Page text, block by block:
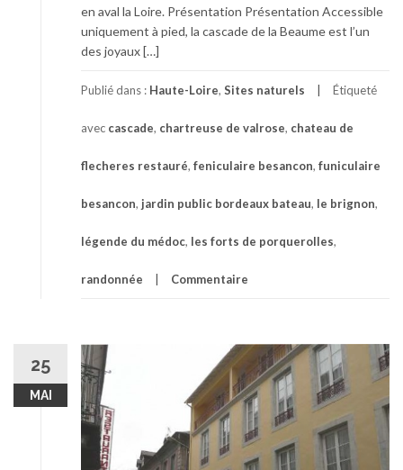
en aval la Loire. Présentation Présentation Accessible
uniquement à pied, la cascade de la Beaume est l’un
des joyaux […]
Publié dans : Haute-Loire, Sites naturels Étiqueté
avec cascade, chartreuse de valrose, chateau de
flecheres restauré, feniculaire besancon, funiculaire
besancon, jardin public bordeaux bateau, le brignon,
légende du médoc, les forts de porquerolles,
randonnée Commentaire
25
MAI